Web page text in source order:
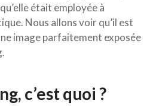
était employée à
Nous allons voir qu’il est
image parfaitement exposée
c’est quoi ?